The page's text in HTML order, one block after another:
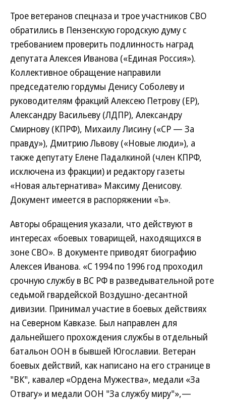
Трое ветеранов спецназа и трое участников СВО
обратились в Пензенскую городскую думу с
требованием проверить подлинность наград
депутата Алексея Иванова («Единая Россия»).
Коллективное обращение направили
председателю гордумы Денису Соболеву и
руководителям фракций Алексею Петрову (ЕР),
Александру Васильеву (ЛДПР), Александру
Смирнову (КПРФ), Михаилу Лисину («СР — За
правду»), Дмитрию Львову («Новые люди»), а
также депутату Елене Падалкиной (член КПРФ,
исключена из фракции) и редактору газеты
«Новая альтернатива» Максиму Денисову.
Документ имеется в распоряжении «Ъ».
Авторы обращения указали, что действуют в
интересах «боевых товарищей, находящихся в
зоне СВО». В документе приводят биографию
Алексея Иванова. «С 1994 по 1996 год проходил
срочную службу в ВС РФ в разведывательной роте
седьмой гвардейской Воздушно-десантной
дивизии. Принимал участие в боевых действиях
на Северном Кавказе. Был направлен для
дальнейшего прохождения службы в отдельный
батальон ООН в бывшей Югославии. Ветеран
боевых действий, как написано на его странице в
"ВК", кавалер «Ордена Мужества», медали «За
Отвагу» и медали ООН "За службу миру"»,—